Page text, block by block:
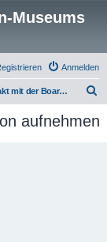
Museums
Anmelden
Kontakt mit der Board-Administration aufnehmen
c
aufnehmen